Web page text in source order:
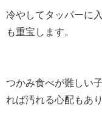
冷やしてタッパーに
も重宝します。
つかみ食べが難しい
れば汚れる心配もあ